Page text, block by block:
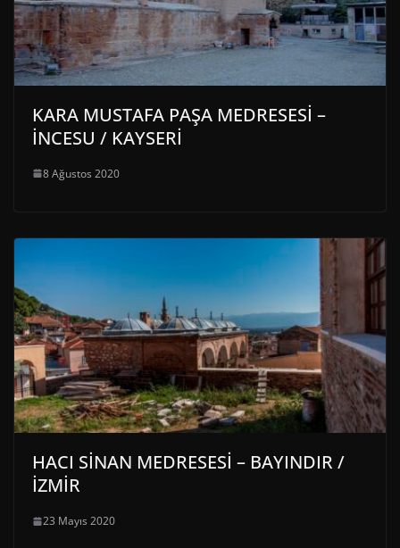
KARA MUSTAFA PAŞA MEDRESESİ –
İNCESU / KAYSERİ
8 Ağustos 2020
HACI SİNAN MEDRESESİ – BAYINDIR /
İZMİR
23 Mayıs 2020